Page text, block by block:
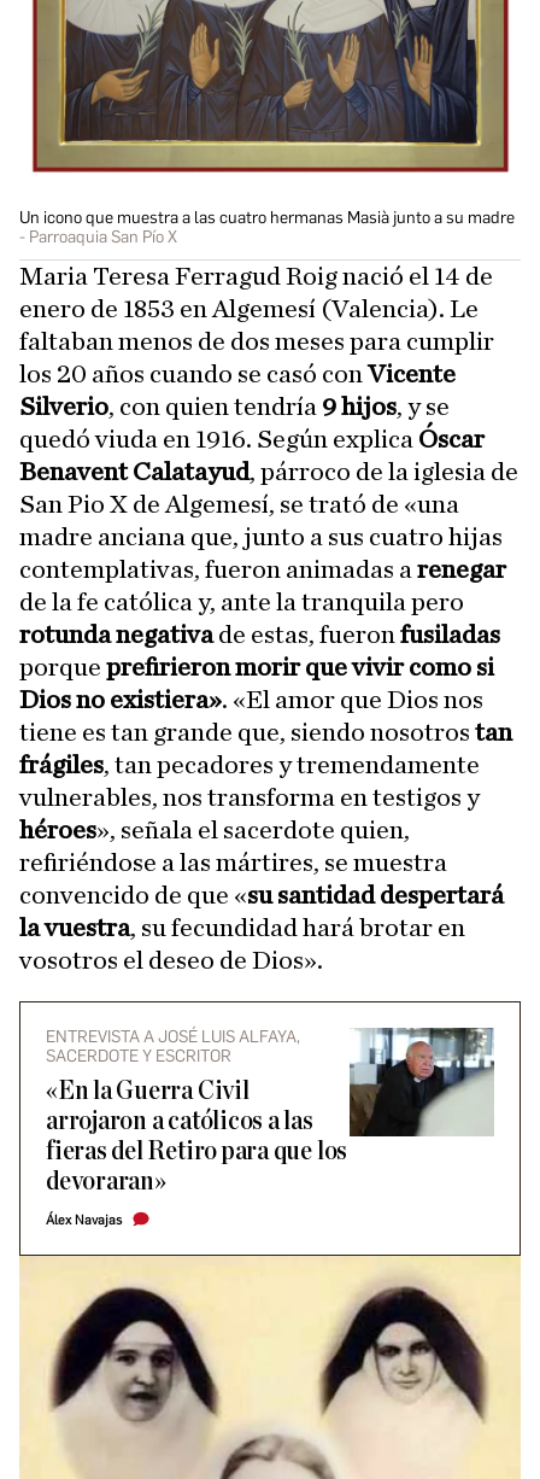
Un icono que muestra a las cuatro hermanas Masià junto a su madre
Parroaquia San Pío X
Maria Teresa Ferragud Roig nació el 14 de
enero de 1853 en Algemesí (Valencia). Le
faltaban menos de dos meses para cumplir
los 20 años cuando se casó conVicente
Silverio, con quien tendría 9 hijos, y se
quedó viuda en 1916. Según explica Óscar
Benavent Calatayud, párroco de la iglesia de
San Pio X de Algemesí, se trató de «una
madre anciana que, junto a sus cuatro hijas
contemplativas, fueron animadas a renegar
de la fe católica y, ante la tranquila pero
rotunda negativade estas, fueron fusiladas
porque prefirieron morir que vivir como si
Dios no existiera». «El amor que Dios nos
tiene es tan grande que, siendo nosotros tan
frágiles, tan pecadores y tremendamente
vulnerables, nos transforma en testigos y
héroes», señala el sacerdote quien,
refiriéndose a las mártires, se muestra
convencido de que «su santidad despertará
la vuestra, su fecundidad hará brotar en
vosotros el deseo de Dios».
ENTREVISTA A JOSÉ LUIS ALFAYA,
SACERDOTE Y ESCRITOR
«En la Guerra Civil
arrojaron a católicos a las
fieras del Retiro para que los
devoraran»
Álex Navajas